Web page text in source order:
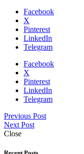
Facebook
X
Pinterest
LinkedIn
Telegram
Facebook
X
Pinterest
LinkedIn
Telegram
Previous Post
Next Post
Close